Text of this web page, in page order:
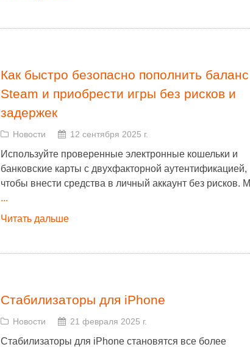
Как быстро безопасно пополнить баланс
Steam и приобрести игры без рисков и
задержек
Новости 12 сентября 2025 г.
Используйте проверенные электронные кошельки и
банковские карты с двухфакторной аутентификацией,
чтобы внести средства в личный аккаунт без рисков. М
...
Читать дальше
Стабилизаторы для iPhone
Новости 21 февраля 2025 г.
Стабилизаторы для iPhone становятся все более